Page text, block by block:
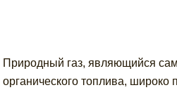
Природный газ, являющийся
органического топлива, широко